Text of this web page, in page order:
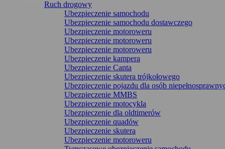
Ruch drogowy
Ubezpieczenie samochodu
Ubezpieczenie samochodu dostawczego
Ubezpieczenie motoroweru
Ubezpieczenie motoroweru
Ubezpieczenie motoroweru
Ubezpieczenie kampera
Ubezpieczenie Canta
Ubezpieczenie skutera trójkołowego
Ubezpieczenie pojazdu dla osób
Ubezpieczenie MMBS
Ubezpieczenie motocykla
Ubezpieczenie dla oldtimerów
Ubezpieczenie quadów
Ubezpieczenie skutera
Ubezpieczenie motoroweru